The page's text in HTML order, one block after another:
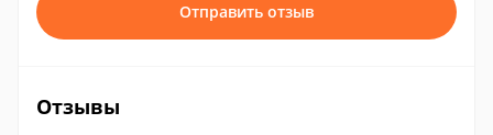
Отправить отзыв
Отзывы